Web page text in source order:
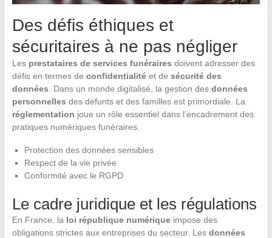
Des défis éthiques et
sécuritaires à ne pas négliger
Les prestataires de services funéraires doivent adresser des
défis en termes de confidentialitéet de sécurité des
données . Dans un monde digitalisé, la gestion des données
personnelles des défunts et des familles est primordiale. La
réglementation joue un rôle essentiel dans l’encadrement des
pratiques numériques funéraires.
Protection des données sensibles
Respect de la vie privée
Conformité avec le RGPD
Le cadre juridique et les régulations
En France, la loi république numériqueimpose des
obligations strictes aux entreprises du secteur. Les données